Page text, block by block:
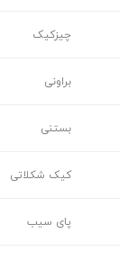
چیزکیک
براونی
بستنی
کیک شکلاتی
پای سیب